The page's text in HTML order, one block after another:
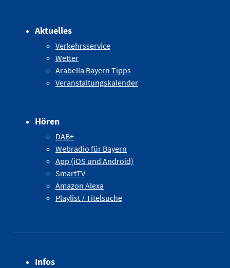
Aktuelles
Verkehrsservice
Wetter
Arabella Bayern Tipps
Veranstaltungskalender
Hören
DAB+
Webradio für Bayern
App (iOS und Android)
SmartTV
Amazon Alexa
Playlist / Titelsuche
Infos